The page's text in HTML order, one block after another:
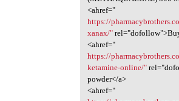
<ahref="
https://
xanax/"
<ahref="
https://
ketamine-online/"
powder</a>
<ahref="